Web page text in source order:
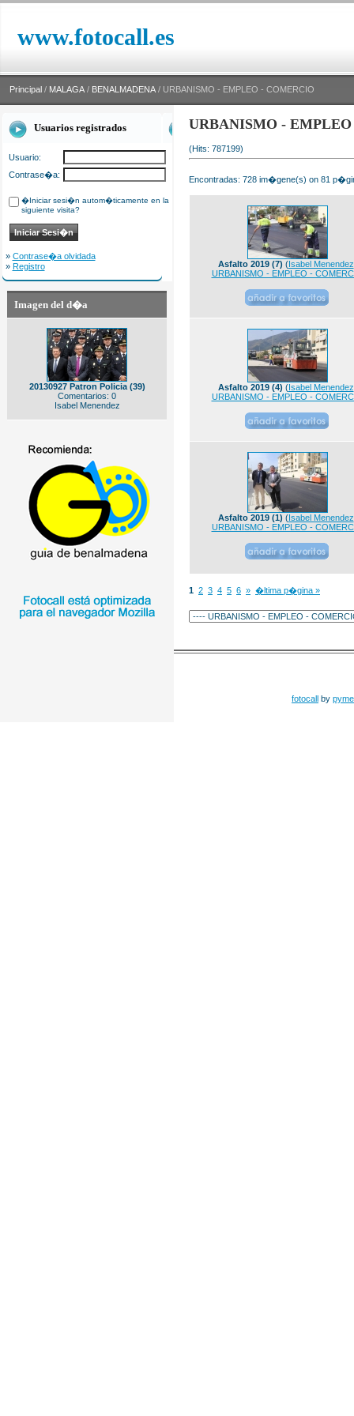
www.fotocall.es
Principal / MALAGA / BENALMADENA / URBANISMO - EMPLEO - COMERCIO
Usuarios registrados
Usuario:
Contrase�a:
�Iniciar sesi�n autom�ticamente en la
siguiente visita?
» Contrase�a olvidada
» Registro
Imagen del d�a
20130927 Patron Policia (39)
Comentarios: 0
Isabel Menendez
URBANISMO -
(Hits: 787199)
Encontradas: 728 im�gene(s) on 81
Asfalto 2019 (7) (Isabel Menendez
URBANISMO - EMPLEO -
Asfalto 2019 (4) (Isabel Menendez
URBANISMO - EMPLEO -
Asfalto 2019 (1) (Isabel Menendez
URBANISMO - EMPLEO -
1 2 3 4 5 6 » �ltima p�gina »
fotocall by